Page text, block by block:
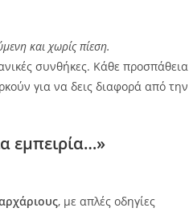
και χωρίς πίεση.
συνθήκες. Κάθε προσπάθεια
για να δεις διαφορά από την
εμπειρία…»
, με απλές οδηγίες